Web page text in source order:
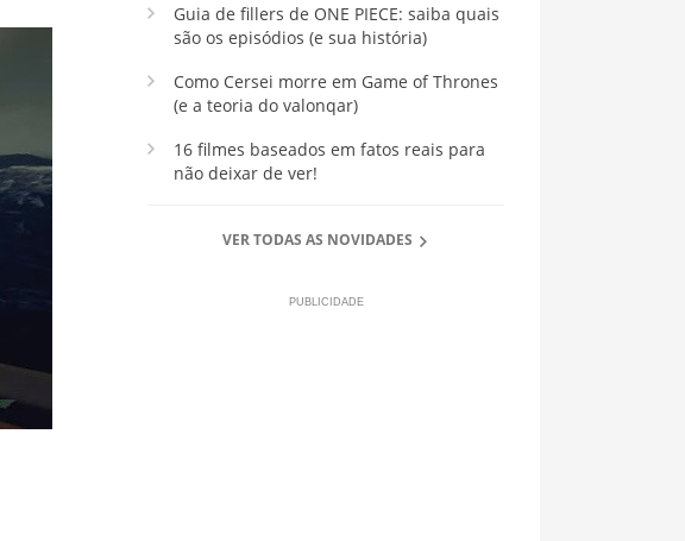
Guia de fillers de ONE PIECE: saiba quais
são os episódios (e sua história)
Como Cersei morre em Game of Thrones
(e a teoria do valonqar)
16 filmes baseados em fatos reais para
não deixar de ver!
VER TODAS AS NOVIDADES